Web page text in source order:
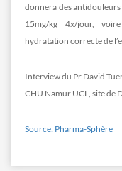
donnera des
15mg/kg 4x/jour,
hydratation correcte de
Interview du Pr David
CHU Namur UCL, site de
Source: Pharma-Sphère